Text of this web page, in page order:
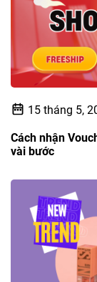
15 tháng 5,
Cách nhận
vài bước